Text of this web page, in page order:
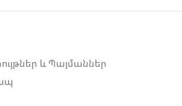
և Պայմաններ